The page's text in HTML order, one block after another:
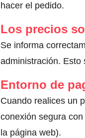
hacer el pedido.
Los precios
Se informa
administración. Esto
Entorno de
Cuando realices un
conexión segura
la página web).